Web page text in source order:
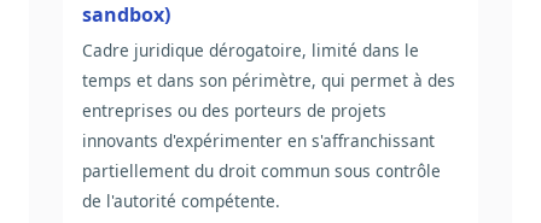
sandbox)
Cadre juridique dérogatoire, limité dans le
temps et dans son périmètre, qui permet à des
entreprises ou des porteurs de projets
innovants d'expérimenter en s'affranchissant
partiellement du droit commun sous contrôle
de l'autorité compétente.